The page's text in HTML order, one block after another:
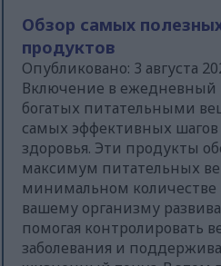
Обзор самых
продуктов
Опубликовано: 3 августа
Включение в ежедневный
богатых питательными
самых эффективных
здоровья. Эти продукты
максимум питательных
минимальном количестве
вашему организму
помогая контролировать
заболевания и